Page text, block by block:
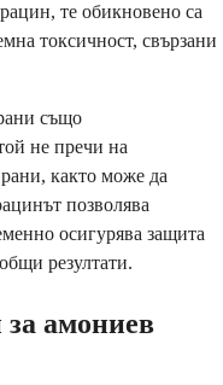
те обикновено са
токсичност, свързани
също
не пречи на
както може да
позволява
осигурява защита
резултати.
за амониев